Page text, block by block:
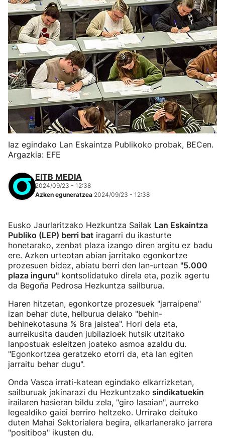
Iaz egindako Lan Eskaintza Publikoko probak, BECen.
Argazkia: EFE
EITB MEDIA
2024/09/23 - 12:38
Azken eguneratzea 2024/09/23 - 12:38
Eusko Jaurlaritzako Hezkuntza Sailak Lan Eskaintza
Publiko (LEP) berri bat iragarri du ikasturte
honetarako, zenbat plaza izango diren argitu ez badu
ere. Azken urteotan abian jarritako egonkortze
prozesuen bidez, abiatu berri den lan-urtean "5.000
plaza inguru" kontsolidatuko direla eta, pozik agertu
da Begoña Pedrosa Hezkuntza sailburua.
Haren hitzetan, egonkortze prozesuek "jarraipena"
izan behar dute, helburua delako "behin-
behinekotasuna % 8ra jaistea". Hori dela eta,
aurreikusita dauden jubilazioek hutsik utzitako
lanpostuak esleitzen joateko asmoa azaldu du.
"Egonkortzea geratzeko etorri da, eta lan egiten
jarraitu behar dugu".
Onda Vasca irrati-katean egindako elkarrizketan,
sailburuak jakinarazi du Hezkuntzako sindikatuekin
irailaren hasieran bildu zela, "giro lasaian", aurreko
legealdiko gaiei berriro heltzeko. Urrirako deituko
duten Mahai Sektorialera begira, elkarlanerako jarrera
"positiboa" ikusten du.